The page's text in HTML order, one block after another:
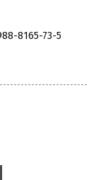
8165-73-5